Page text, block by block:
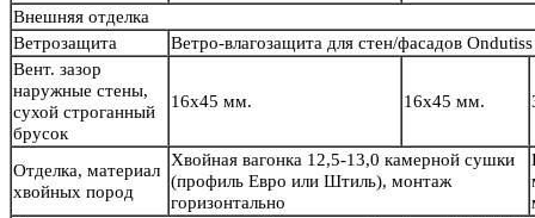
Внешняя отделка
Ветрозащита
Ветро-влагозащита для стен/фасадов
Вент. зазор
наружные стены,
сухой строганный
брусок
16х45 мм. 16х45 мм.
Отделка, материал
хвойных пород
Хвойная вагонка 12,5-13,0 камерной сушки
(профиль Евро или Штиль), монтаж
горизонтально